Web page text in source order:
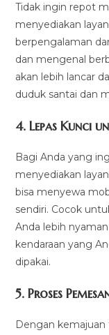
Tidak ingin repot
menyediakan
berpengalaman
dan mengenal
akan lebih lancar
duduk santai dan
4.Lepas Kunci
Bagi Anda yang
menyediakan
bisa menyewa
sendiri. Cocok
Anda lebih
kendaraan yang
dipakai.
5.Proses
Dengan